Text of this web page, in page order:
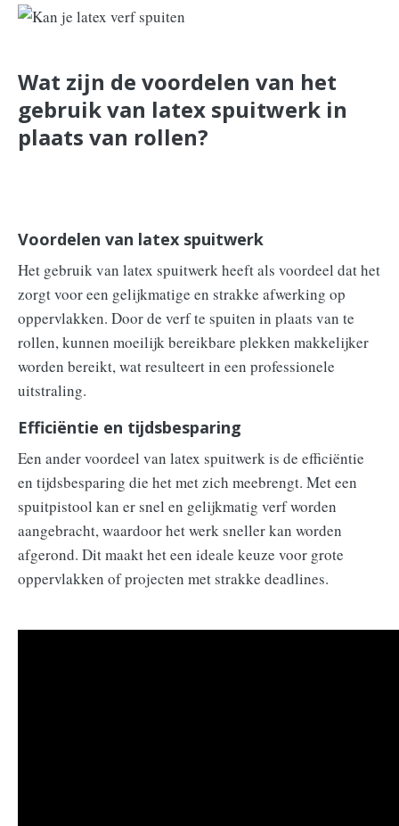
Wat zijn de voordelen van het
gebruik van latex spuitwerk in
plaats van rollen?
Voordelen van latex spuitwerk
Het gebruik van latex spuitwerk heeft als voordeel dat het
zorgt voor een gelijkmatige en strakke afwerking op
oppervlakken. Door de verf te spuiten in plaats van te
rollen, kunnen moeilijk bereikbare plekken makkelijker
worden bereikt, wat resulteert in een professionele
uitstraling.
Efficiëntie en tijdsbesparing
Een ander voordeel van latex spuitwerk is de efficiëntie
en tijdsbesparing die het met zich meebrengt. Met een
spuitpistool kan er snel en gelijkmatig verf worden
aangebracht, waardoor het werk sneller kan worden
afgerond. Dit maakt het een ideale keuze voor grote
oppervlakken of projecten met strakke deadlines.